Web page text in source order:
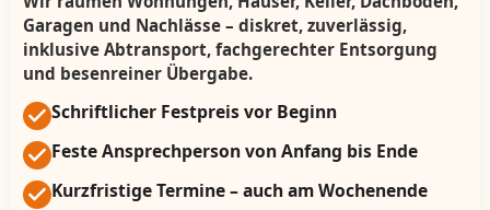
Garagen und Nachlässe – diskret, zuverlässig,
inklusive Abtransport, fachgerechter Entsorgung
und besenreiner Übergabe.
Schriftlicher Festpreis vor Beginn
Feste Ansprechperson von Anfang bis Ende
Kurzfristige Termine – auch am Wochenende